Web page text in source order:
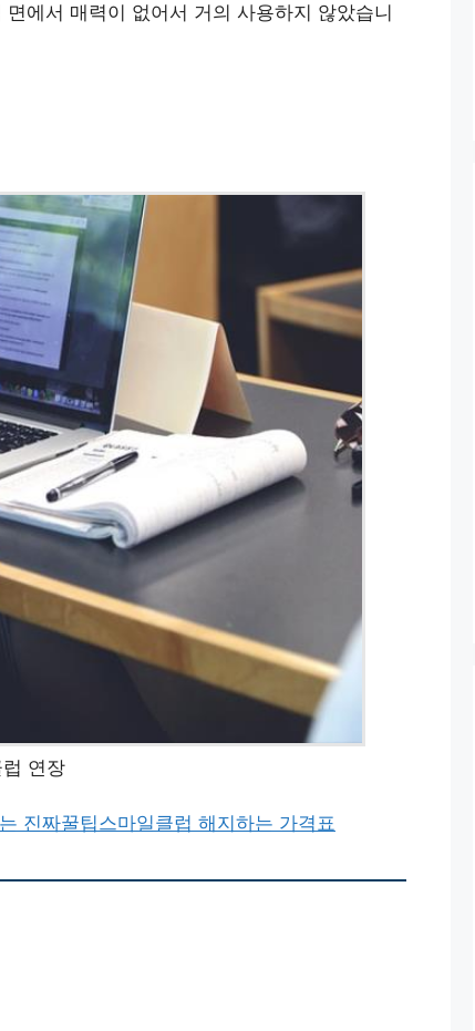
에서 매력이 없어서 거의 사용하지 않았습니
연장
진짜꿀팁스마일클럽 해지하는 가격표